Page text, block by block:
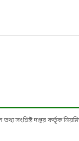
সংশ্লিষ্ট দপ্তর কর্তৃক